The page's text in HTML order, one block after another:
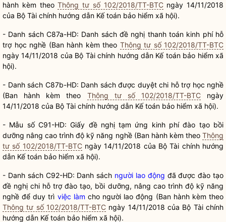
hành kèm theoThông tư số 102/2018/TT-BTCngày 14/11/2018
của Bộ Tài chính hướng dẫn Kế toán bảo hiểm xã hội).
- Danh sách C87a-HD: Danh sách đề nghị thanh toán kinh phí hỗ
trợ học nghề (Ban hành kèm theo Thông tư số 102/2018/TT-BTC
ngày 14/11/2018 của Bộ Tài chính hướng dẫn Kế toán bảo hiểm xã
hội).
- Danh sách C87b-HD: Danh sách được duyệt chi hỗ trợ học nghề
(Ban hành kèm theo Thông tư số 102/2018/TT-BTCngày
14/11/2018 của Bộ Tài chính hướng dẫn Kế toán bảo hiểm xã hội).
- Mẫu số C91-HD: Giấy đề nghị tạm ứng kinh phí đào tạo bồi
dưỡng nâng cao trình độ kỹ năng nghề (Ban hành kèm theo Thông
tư số 102/2018/TT-BTCngày 14/11/2018 của Bộ Tài chính hướng
dẫn Kế toán bảo hiểm xã hội).
- Danh sách C92-HD: Danh sách người lao động đã được đào tạo
đề nghị chi hỗ trợ đào tạo, bồi dưỡng, nâng cao trình độ kỹ năng
nghề để duy trì việc làm cho người lao động (Ban hành kèm theo
Thông tư số 102/2018/TT-BTC ngày 14/11/2018 của Bộ Tài chính
hướng dẫn Kế toán bảo hiểm xã hội).